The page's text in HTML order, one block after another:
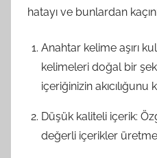
hatayı ve bunlardan
Anahtar kelime aşırı
kelimeleri doğal bir
içeriğinizin akıcılığunu
Düşük kaliteli içerik:
değerli içerikler